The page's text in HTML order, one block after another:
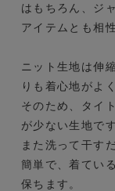
はもちろん、ジ
アイテムとも相
ニット生地は伸
りも着心地がよ
そのため、タイ
が少ない生地です
また洗って干す
簡単で、着てい
保ちます。